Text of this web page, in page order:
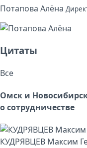
Потапова Алёна
Цитаты
Все
Омск и
о сотрудничестве
КУДРЯВЦЕВ Максим